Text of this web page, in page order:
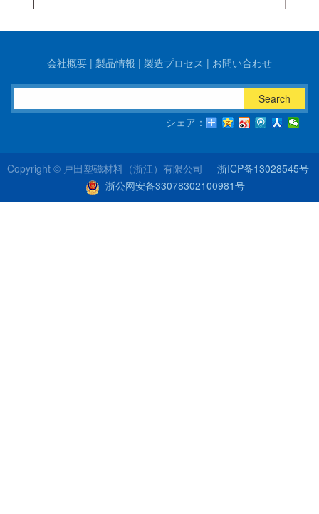
会社概要 | 製品情報 | 製造プロセス | お問い合わせ
Search
シェア：
Copyright © 戸田塑磁材料（浙江）有限公司
浙ICP备13028545号
浙公网安备33078302100981号